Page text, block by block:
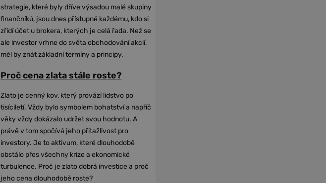
strategie, které byly dříve výsadou malé skupiny
finančníků, jsou dnes přístupné každému, kdo si
zřídí účet u brokera, kterých je celá řada. Než se
ale investor vrhne do světa obchodování akcií,
měl by znát základní termíny a principy.
Proč cena zlata stále roste?
Zlato je cenný kov, který provází lidstvo po
tisíciletí. Vždy bylo symbolem bohatství a napříč
věky vždy dokázalo udržet svou hodnotu. A
právě v tom spočívá jeho přitažlivost pro
investory. Je to aktivum, které dlouhodobě
obstálo přes všechny krize a ekonomické
turbulence. Proč je zlato dobrá investice a proč
jeho cena dlouhodobě roste?